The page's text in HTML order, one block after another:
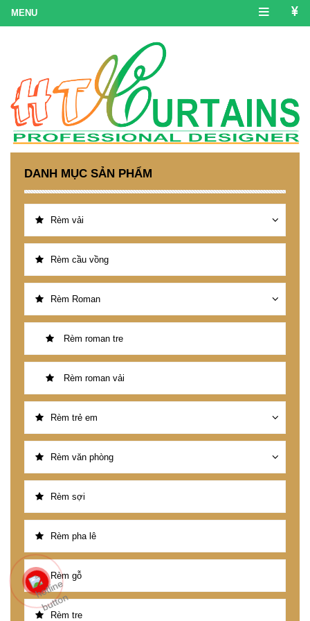
DANH MỤC SẢN PHẨM
Rèm vải
Rèm cầu vồng
Rèm Roman
Rèm roman tre
Rèm roman vải
Rèm trẻ em
Rèm văn phòng
Rèm sợi
Rèm pha lê
Rèm gỗ
Rèm tre